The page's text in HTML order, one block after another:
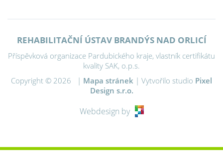
REHABILITAČNÍ ÚSTAV BRANDÝS NAD ORLICÍ
Příspěvková organizace Pardubického kraje, vlastník certifikátu
kvality SAK, o.p.s.
Copyright © 2026 | Mapa stránek | Vytvořilo studio Pixel
Design s.r.o.
Webdesign by